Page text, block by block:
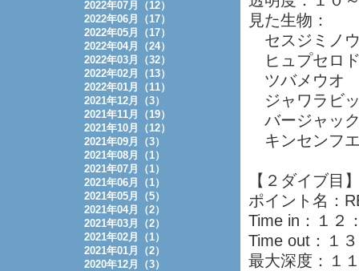
見た生物：
セスジミノ
ヒュプセロ
ツバメウオ
ジャワラビ
バージャ
キンセンフ
【２ダイブ目
ポイント名：
Time in：１２
Time out：１
最大深度：１
2022年07月（12）
2022年06月（17）
2022年05月（17）
2022年04月（24）
2022年03月（32）
2022年02月（13）
2022年01月（11）
2021年12月（3）
2021年11月（19）
2021年10月（12）
2021年09月（3）
2021年08月（1）
2021年07月（1）
2021年06月（1）
2021年05月（5）
2021年04月（2）
2021年03月（2）
2021年02月（1）
2021年01月（2）
2020年12月（3）